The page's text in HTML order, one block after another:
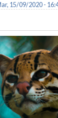
15/09/2020 -